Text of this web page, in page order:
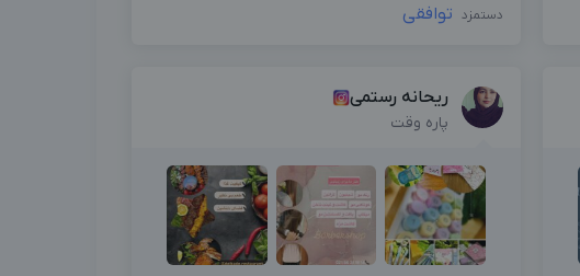
دستمزد توافقی
ریحانه رستمی
پاره وقت